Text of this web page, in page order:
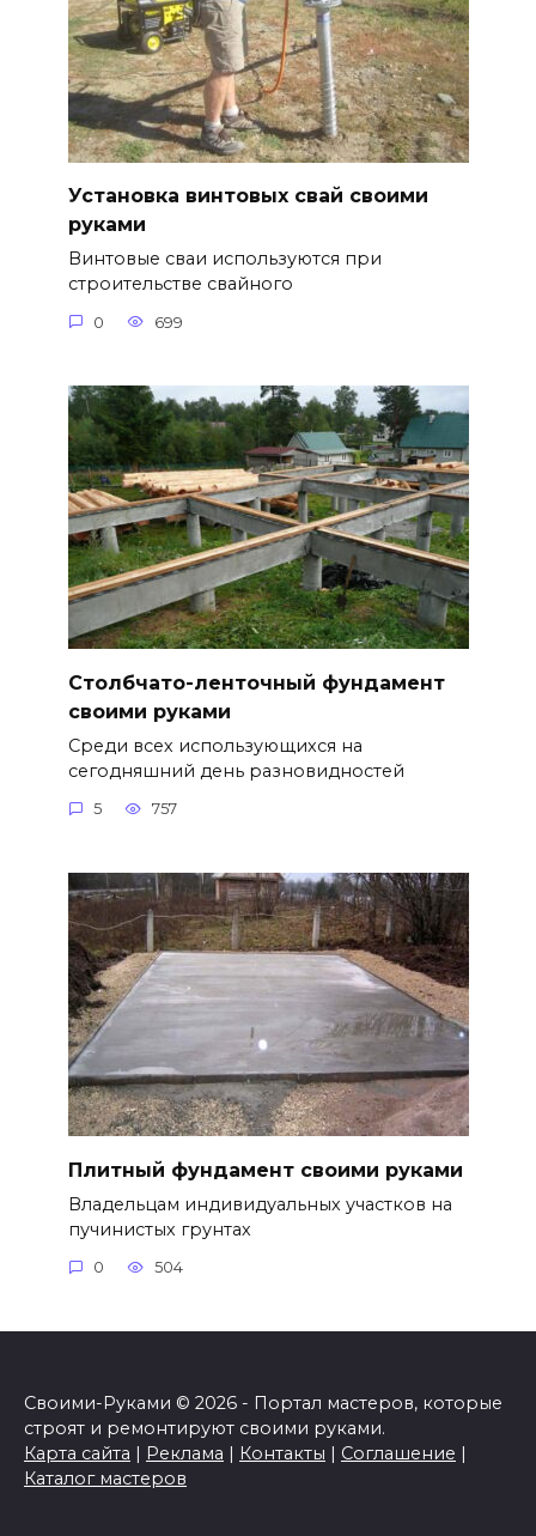
Установка винтовых свай своими
руками
Винтовые сваи используются при
строительстве свайного
0 699
Столбчато-ленточный фундамент
своими руками
Среди всех использующихся на
сегодняшний день разновидностей
5 757
Плитный фундамент своими руками
Владельцам индивидуальных участков на
пучинистых грунтах
0 504
Своими-Руками © 2026 - Портал мастеров, которые
строят и ремонтируют своими руками.
Карта сайта | Реклама | Контакты | Соглашение |
Каталог мастеров